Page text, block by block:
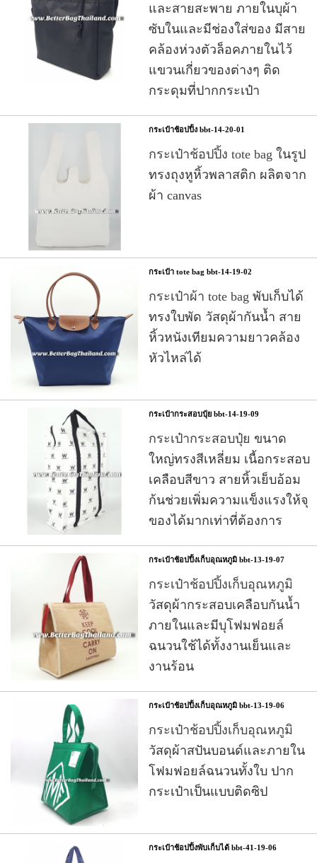
และสายสะพาย ภายในบุผ้า
ซับในและมีช่องใส่ของ มีสาย
คล้องห่วงตัวล็อคภายในไว้
แขวนเกี่ยวของต่างๆ ติด
กระดุมที่ปากกระเป๋า
กระเป๋าช้อปปิ้ง bbt-14-20-01
กระเป๋าช้อปปิ้ง tote bag ในรูป
ทรงถุงหูหิ้วพลาสติก ผลิตจาก
ผ้า canvas
กระเป๋า tote bag bbt-14-19-02
กระเป๋าผ้า tote bag พับเก็บได้
ทรงใบพัด วัสดุผ้ากันน้ำ สาย
หิ้วหนังเทียมความยาวคล้อง
หัวไหล่ได้
กระเป๋ากระสอบปุ๋ย bbt-14-19-09
กระเป๋ากระสอบปุ๋ย ขนาด
ใหญ่ทรงสีเหลี่ยม เนื้อกระสอบ
เคลือบสีขาว สายหิ้วเย็บอ้อม
ก้นช่วยเพิ่มความแข็งแรงให้จุ
ของได้มากเท่าที่ต้องการ
กระเป๋าช้อปปิ้งเก็บอุณหภูมิ bbt-13-19-07
กระเป๋าช้อปปิ้งเก็บอุณหภูมิ
วัสดุผ้ากระสอบเคลือบกันน้ำ
ภายในและมีบุโฟมฟอยล์
ฉนวนใช้ได้ทั้งงานเย็นและ
งานร้อน
กระเป๋าช้อปปิ้งเก็บอุณหภูมิ bbt-13-19-06
กระเป๋าช้อปปิ้งเก็บอุณหภูมิ
วัสดุผ้าสปันบอนด์และภายใน
โฟมฟอยล์ฉนวนทั้งใบ ปาก
กระเป๋าเป็นแบบติดซิป
กระเป๋าช้อปปิ้งพับเก็บได้ bbt-41-19-06